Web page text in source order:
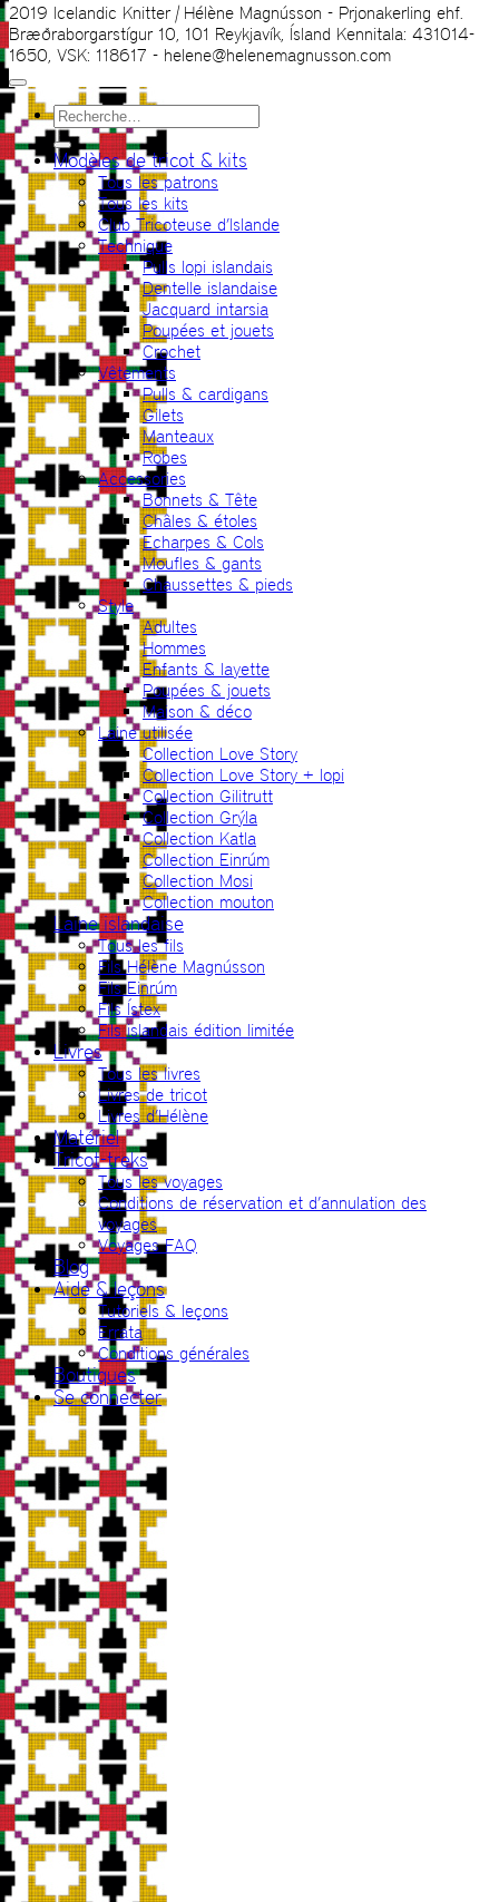
2019 Icelandic Knitter | Hélène Magnússon - Prjonakerling ehf.
Bræðraborgarstígur 10, 101 Reykjavík, Ísland Kennitala: 431014-
1650, VSK: 118617 - helene@helenemagnusson.com
Recherche
pour :
Modèles de tricot & kits
Tous les patrons
Tous les kits
Club Tricoteuse d’Islande
Technique
Pulls lopi islandais
Dentelle islandaise
Jacquard intarsia
Poupées et jouets
Crochet
Vêtements
Pulls & cardigans
Gilets
Manteaux
Robes
Accessories
Bonnets & Tête
Châles & étoles
Echarpes & Cols
Moufles & gants
Chaussettes & pieds
Style
Adultes
Hommes
Enfants & layette
Poupées & jouets
Maison & déco
Laine utilisée
Collection Love Story
Collection Love Story + lopi
Collection Gilitrutt
Collection Grýla
Collection Katla
Collection Einrúm
Collection Mosi
Collection mouton
Laine islandaise
Tous les fils
Fils Hélène Magnússon
Fils Einrúm
Fils Ístex
Fils islandais édition limitée
Livres
Tous les livres
Livres de tricot
Livres d’Hélène
Matériel
Tricot-treks
Tous les voyages
Conditions de réservation et d’annulation des
voyages
Voyages FAQ
Blog
Aide & leçons
Tutoriels & leçons
Errata
Conditions générales
Boutiques
Se connecter